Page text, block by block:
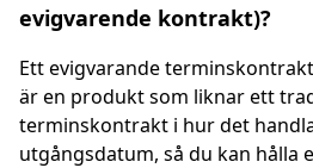
evigvarende kontrakt)?
Ett evigvarande
är en produkt som liknar ett
terminskontrakt i hur det
utgångsdatum, så du kan hålla